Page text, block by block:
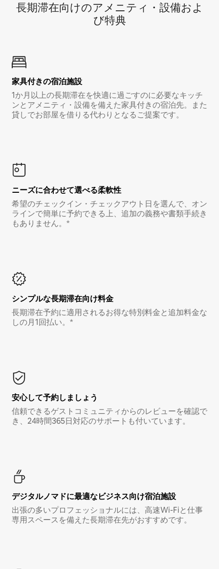
長期滞在向け⁠のア⁠メ⁠ニ⁠テ⁠ィ⁠・設⁠備⁠およ
び特⁠典
家具付き⁠の宿⁠泊⁠施⁠設
1か月以上の長期滞在を快適に過ごすのに必要なキッチ
ンとアメニティ・設備を備えた家具付きの宿泊先。また
貸しでお部屋を借りる代わりとなるご提案です。
ニーズに合わせて選べる柔軟性
希望のチェックイン・チェックアウト日を選んで、オン
ラインで簡単に予約できる上、追加の義務や書類手続き
もありません。*
シンプルな長期滞在向け料金
長期滞在予約に適用されるお得な特別料金と追加料金な
しの月1回払い。*
安心して予約しましょう
信頼できるゲストコミュニティからのレビューを確認で
き、24時間365日対応のサポートも付いています。
デジタルノマド⁠に最⁠適⁠なビ⁠ジ⁠ネ⁠ス⁠向⁠け宿⁠泊⁠施⁠設
出張の多いプロフェッショナルには、高速Wi-Fiと仕事
専用スペースを備えた長期滞在先がおすすめです。